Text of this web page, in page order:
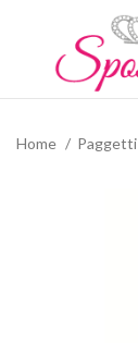
Home Paggetti